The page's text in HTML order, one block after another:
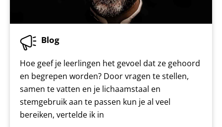
Blog
Hoe geef je leerlingen het gevoel dat ze gehoord
en begrepen worden? Door vragen te stellen,
samen te vatten en je lichaamstaal en
stemgebruik aan te passen kun je al veel
bereiken, vertelde ik in